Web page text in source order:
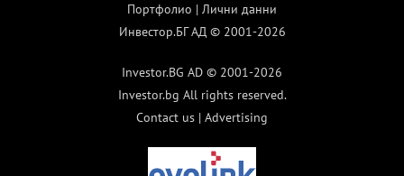
Портфолио | Лични данни
Инвестор.БГ АД © 2001-2026
Investor.BG AD © 2001-2026
Investor.bg All rights reserved.
Contact us | Advertising